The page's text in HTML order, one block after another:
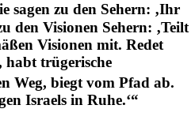
sagen zu den Sehern: ‚Ihr
den Visionen Sehern: ‚Teilt
Visionen mit. Redet
habt trügerische
Weg, biegt vom Pfad ab.
Israels in Ruhe.‘“